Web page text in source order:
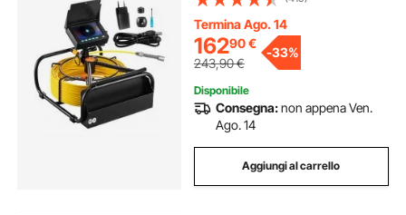
Zoom 3X, Video, Impermeabile
IP68 per Condotte, Fognature,
Impianti Idraulici
Termina Ago. 14
16290€
243,90€
-33%
Disponibile
Consegna:non appena Ven.
Ago. 14
Aggiungi al carrello